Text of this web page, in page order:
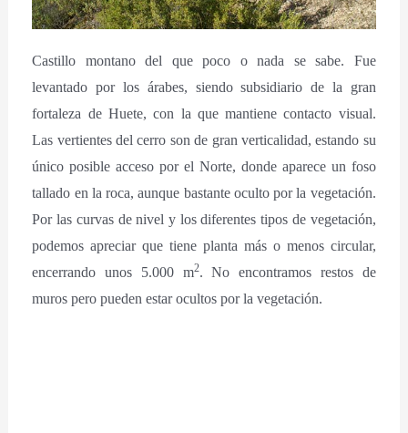
Castillo montano del que poco o nada se sabe. Fue
levantado por los árabes, siendo subsidiario de la gran
fortaleza de Huete, con la que mantiene contacto visual.
Las vertientes del cerro son de gran verticalidad, estando su
único posible acceso por el Norte, donde aparece un foso
tallado en la roca, aunque bastante oculto por la vegetación.
Por las curvas de nivel y los diferentes tipos de vegetación,
podemos apreciar que tiene planta más o menos circular,
encerrando unos 5.000 m2. No encontramos restos de
muros pero pueden estar ocultos por la vegetación.